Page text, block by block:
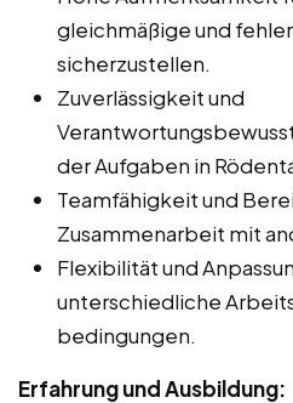
gleichmäßige und
sicherzustellen.
Zuverlässigkeit und
der Aufgaben in
Teamfähigkeit und
Zusammenarbeit mit
Flexibilität und
unterschiedliche
bedingungen.
Erfahrung und Ausbildung: